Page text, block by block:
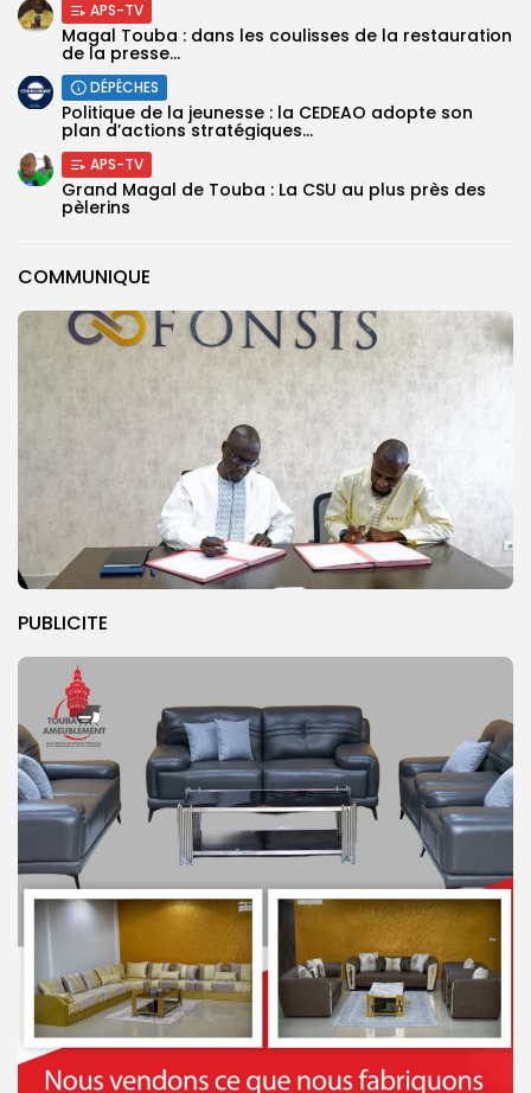
COMMUNIQUE
PUBLICITE
APS-TV
Magal Touba : dans les coulisses de la restauration
de la presse...
DÉPÊCHES
Politique de la jeunesse : la CEDEAO adopte son
plan d’actions stratégiques...
APS-TV
Grand Magal de Touba : La CSU au plus près des
pèlerins